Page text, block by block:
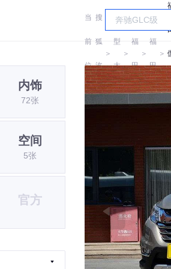
当
前
位
置:
搜
狐
汽
车
＞
车
型
大
全
＞
福
田
＞
福
田
＞
内饰
72张
空间
5张
官方